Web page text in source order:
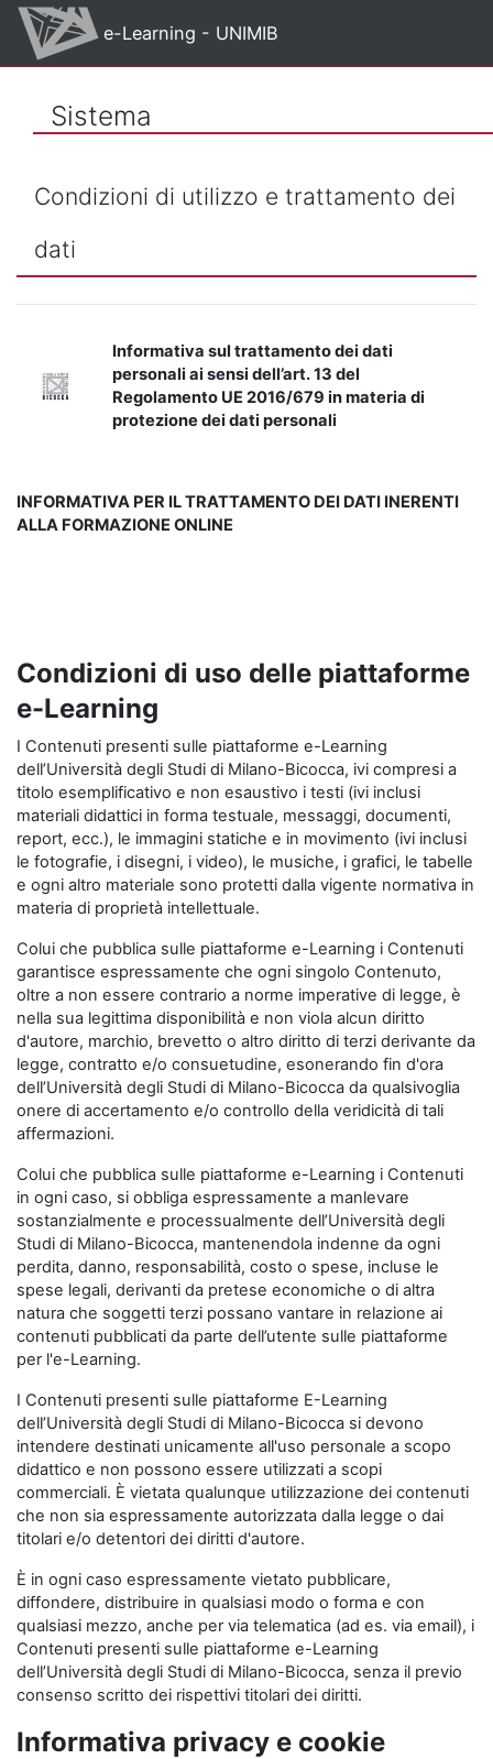
Vai al contenuto principale
e-Learning - UNIMIB
Sistema
Condizioni di utilizzo e trattamento dei
dati
Informativa sul trattamento dei dati
personali ai sensi dell’art. 13 del
Regolamento UE 2016/679 in materia di
protezione dei dati personali
INFORMATIVA PER IL TRATTAMENTO DEI DATI INERENTI
ALLA FORMAZIONE ONLINE
Condizioni di uso delle piattaforme
e-Learning
I Contenuti presenti sulle piattaforme e-Learning
dell’Università degli Studi di Milano-Bicocca, ivi compresi a
titolo esemplificativo e non esaustivo i testi (ivi inclusi
materiali didattici in forma testuale, messaggi, documenti,
report, ecc.), le immagini statiche e in movimento (ivi inclusi
le fotografie, i disegni, i video), le musiche, i grafici, le tabelle
e ogni altro materiale sono protetti dalla vigente normativa in
materia di proprietà intellettuale.
Colui che pubblica sulle piattaforme e-Learning i Contenuti
garantisce espressamente che ogni singolo Contenuto,
oltre a non essere contrario a norme imperative di legge, è
nella sua legittima disponibilità e non viola alcun diritto
d'autore, marchio, brevetto o altro diritto di terzi derivante da
legge, contratto e/o consuetudine, esonerando fin d'ora
dell’Università degli Studi di Milano-Bicocca da qualsivoglia
onere di accertamento e/o controllo della veridicità di tali
affermazioni.
Colui che pubblica sulle piattaforme e-Learning i Contenuti
in ogni caso, si obbliga espressamente a manlevare
sostanzialmente e processualmente dell’Università degli
Studi di Milano-Bicocca, mantenendola indenne da ogni
perdita, danno, responsabilità, costo o spese, incluse le
spese legali, derivanti da pretese economiche o di altra
natura che soggetti terzi possano vantare in relazione ai
contenuti pubblicati da parte dell’utente sulle piattaforme
per l'e-Learning.
I Contenuti presenti sulle piattaforme E-Learning
dell’Università degli Studi di Milano-Bicocca si devono
intendere destinati unicamente all'uso personale a scopo
didattico e non possono essere utilizzati a scopi
commerciali. È vietata qualunque utilizzazione dei contenuti
che non sia espressamente autorizzata dalla legge o dai
titolari e/o detentori dei diritti d'autore.
È in ogni caso espressamente vietato pubblicare,
diffondere, distribuire in qualsiasi modo o forma e con
qualsiasi mezzo, anche per via telematica (ad es. via email), i
Contenuti presenti sulle piattaforme e-Learning
dell’Università degli Studi di Milano-Bicocca, senza il previo
consenso scritto dei rispettivi titolari dei diritti.
Informativa privacy e cookie